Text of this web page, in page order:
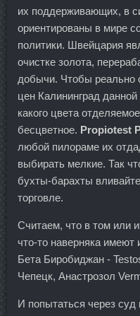
их поддерживающих, в
ориентированы в мире
политики. Швейцария
очистке золота,
добычи. Чтобы реально
цен Калининград
какого цвета
бесцветное. Propiotest
любой пилораме их
выбирать мелкие. Так
бухты-барахты
торговле.
Считаем, что в том или
что-то наверняка
Бета Биробиджан -
Чепецк, Анастрозол
И попытаться через суд